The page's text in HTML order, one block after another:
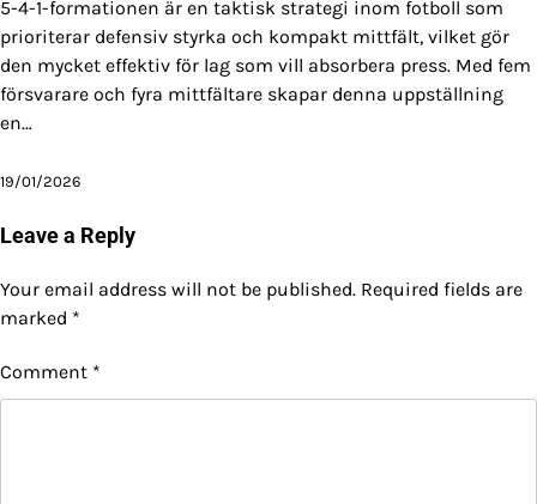
5-4-1-formationen är en taktisk strategi inom fotboll som
prioriterar defensiv styrka och kompakt mittfält, vilket gör
den mycket effektiv för lag som vill absorbera press. Med fem
försvarare och fyra mittfältare skapar denna uppställning
en…
19/01/2026
Leave a Reply
Your email address will not be published. Required fields are
marked *
Comment *